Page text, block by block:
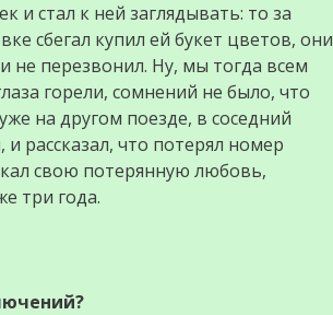
и стал к ней заглядывать: то за
сбегал купил ей букет цветов, они
не перезвонил. Ну, мы тогда всем
горели, сомнений не было, что
на другом поезде, в соседний
рассказал, что потерял номер
свою потерянную любовь,
три года.